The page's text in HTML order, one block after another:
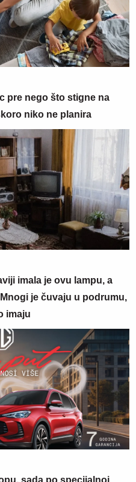
pre nego što stigne na
niko ne planira
imala je ovu lampu, a
je čuvaju u podrumu,
imaju
sada po specijalnoj